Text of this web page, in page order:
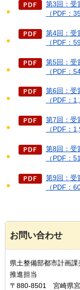
第3回：受
（PDF：
第4回：受
（PDF：
第5回：受
（PDF：
第6回：受
（PDF：
第7回：受
（PDF：
第8回：受
（PDF：
第9回：受
（PDF：
お問い合わせ
県土整備部都市計画
推進担当
〒880-8501 宮崎県